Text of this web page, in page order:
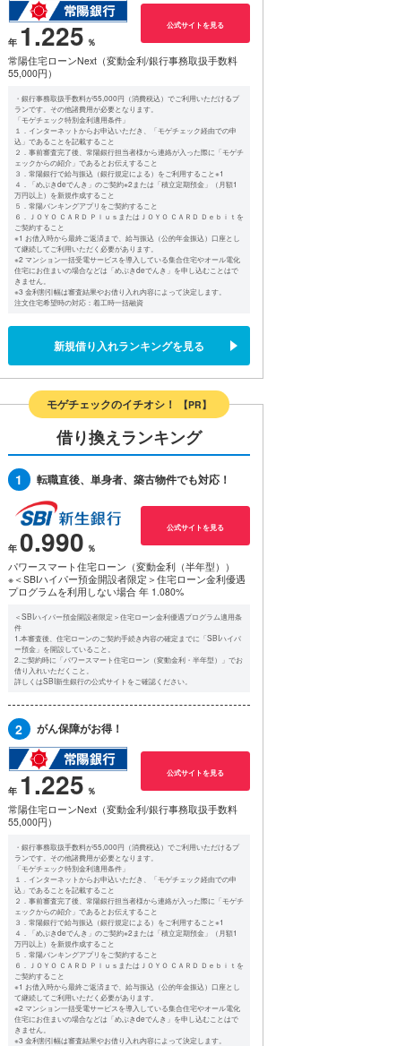
1.225 公式サイトを見る
常陽住宅ローンNext（変動金利/銀行事務取扱手数料
55,000円）
・銀行事務取扱手数料が55,000円（消費税込）でご利用いただけるプ
ランです。その他諸費用が必要となります。
「モゲチェック特別金利適用条件」
１．インターネットからお申込いただき、「モゲチェック経由での申
込」であることを記載すること
２．事前審査完了後、常陽銀行担当者様から連絡が入った際に「モゲチ
ェックからの紹介」であるとお伝えすること
３．常陽銀行で給与振込（銀行規定による）をご利用すること※1
４．「めぶきdeでんき」のご契約※2または「積立定期預金」（月額1
万円以上）を新規作成すること
５．常陽バンキングアプリをご契約すること
６．ＪＯＹＯ ＣＡＲＤ ＰｌｕｓまたはＪＯＹＯ ＣＡＲＤ Ｄｅｂｉｔを
ご契約すること
※1 お借入時から最終ご返済まで、給与振込（公的年金振込）口座とし
て継続してご利用いただく必要があります。
※2 マンション一括受電サービスを導入している集合住宅やオール電化
住宅にお住まいの場合などは「めぶきdeでんき」を申し込むことはで
きません。
※3 金利割引幅は審査結果やお借り入れ内容によって決定します。
注文住宅希望時の対応：着工時一括融資
新規借り入れランキングを見る
モゲチェックのイチオシ！ 【PR】
借り換えランキング
1 転職直後、単身者、築古物件でも対応！
0.990 公式サイトを見る
パワースマート住宅ローン（変動金利（半年型））
※＜SBIハイパー預金開設者限定＞住宅ローン金利優遇
プログラムを利用しない場合 年 1.080%
＜SBIハイパー預金開設者限定＞住宅ローン金利優遇プログラム適用条
件
1.本審査後、住宅ローンのご契約手続き内容の確定までに「SBIハイパ
ー預金」を開設していること。
2.ご契約時に「パワースマート住宅ローン（変動金利・半年型）」でお
借り入れいただくこと。
詳しくはSBI新生銀行の公式サイトをご確認ください。
2 がん保障がお得！
1.225 公式サイトを見る
常陽住宅ローンNext（変動金利/銀行事務取扱手数料
55,000円）
・銀行事務取扱手数料が55,000円（消費税込）でご利用いただけるプ
ランです。その他諸費用が必要となります。
「モゲチェック特別金利適用条件」
１．インターネットからお申込いただき、「モゲチェック経由での申
込」であることを記載すること
２．事前審査完了後、常陽銀行担当者様から連絡が入った際に「モゲチ
ェックからの紹介」であるとお伝えすること
３．常陽銀行で給与振込（銀行規定による）をご利用すること※1
４．「めぶきdeでんき」のご契約※2または「積立定期預金」（月額1
万円以上）を新規作成すること
５．常陽バンキングアプリをご契約すること
６．ＪＯＹＯ ＣＡＲＤ ＰｌｕｓまたはＪＯＹＯ ＣＡＲＤ Ｄｅｂｉｔを
ご契約すること
※1 お借入時から最終ご返済まで、給与振込（公的年金振込）口座とし
て継続してご利用いただく必要があります。
※2 マンション一括受電サービスを導入している集合住宅やオール電化
住宅にお住まいの場合などは「めぶきdeでんき」を申し込むことはで
きません。
※3 金利割引幅は審査結果やお借り入れ内容によって決定します。